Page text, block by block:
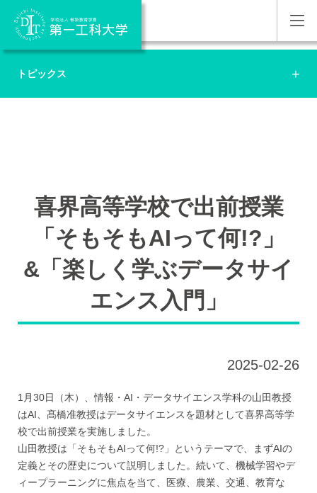
トピックス
喜界高等学校で出前授業
「そもそもAIって何!?」
&「楽しく学ぶデータサイ
エンス入門」
2025-02-26
1月30日（木）、情報・AI・データサイエンス学科の山田教授
はAI、髙橋准教授はデータサイエンスを題材として喜界高等学
校で出前授業を実施しました。
山田教授は「そもそもAIって何!?」というテーマで、まずAIの
定義とその歴史について説明しました。続いて、機械学習やデ
ィープラーニングに焦点を当て、医療、農業、交通、教育な